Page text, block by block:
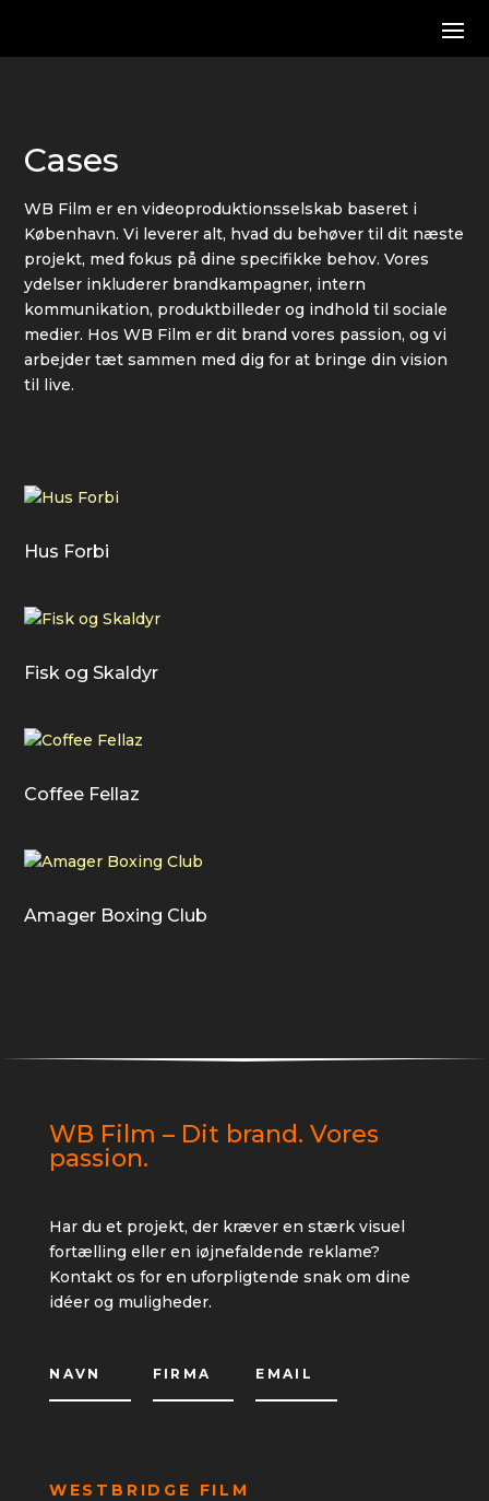
Cases
WB Film er en videoproduktionsselskab baseret i
København. Vi leverer alt, hvad du behøver til dit næste
projekt, med fokus på dine specifikke behov. Vores
ydelser inkluderer brandkampagner, intern
kommunikation, produktbilleder og indhold til sociale
medier. Hos WB Film er dit brand vores passion, og vi
arbejder tæt sammen med dig for at bringe din vision
til live.
Hus Forbi
Fisk og Skaldyr
Coffee Fellaz
Amager Boxing Club
WB Film – Dit brand. Vores
passion.
Har du et projekt, der kræver en stærk visuel
fortælling eller en iøjnefaldende reklame?
Kontakt os for en uforpligtende snak om dine
idéer og muligheder.
WESTBRIDGE FILM